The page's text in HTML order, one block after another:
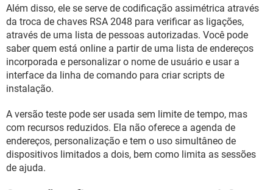
Além disso, ele se serve de codificação assimétrica através
da troca de chaves RSA 2048 para verificar as ligações,
através de uma lista de pessoas autorizadas. Você pode
saber quem está online a partir de uma lista de endereços
incorporada e personalizar o nome de usuário e usar a
interface da linha de comando para criar scripts de
instalação.
A versão teste pode ser usada sem limite de tempo, mas
com recursos reduzidos. Ela não oferece a agenda de
endereços, personalização e tem o uso simultâneo de
dispositivos limitados a dois, bem como limita as sessões
de ajuda.